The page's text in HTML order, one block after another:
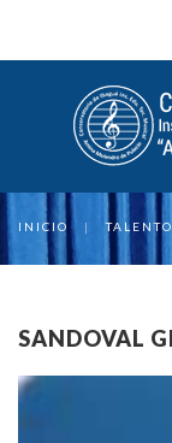
INICIO |
SANDOVAL